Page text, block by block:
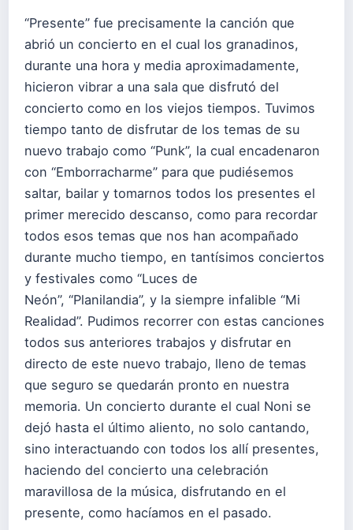
“Presente” fue precisamente la canción que
abrió un concierto en el cual los granadinos,
durante una hora y media aproximadamente,
hicieron vibrar a una sala que disfrutó del
concierto como en los viejos tiempos. Tuvimos
tiempo tanto de disfrutar de los temas de su
nuevo trabajo como “Punk”, la cual encadenaron
con “Emborracharme” para que pudiésemos
saltar, bailar y tomarnos todos los presentes el
primer merecido descanso, como para recordar
todos esos temas que nos han acompañado
durante mucho tiempo, en tantísimos conciertos
y festivales como “Luces de
Neón”, “Planilandia”, y la siempre infalible “Mi
Realidad”. Pudimos recorrer con estas canciones
todos sus anteriores trabajos y disfrutar en
directo de este nuevo trabajo, lleno de temas
que seguro se quedarán pronto en nuestra
memoria. Un concierto durante el cual Noni se
dejó hasta el último aliento, no solo cantando,
sino interactuando con todos los allí presentes,
haciendo del concierto una celebración
maravillosa de la música, disfrutando en el
presente, como hacíamos en el pasado.